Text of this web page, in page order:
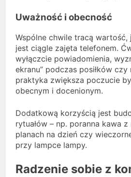
Uważność i obecność
Wspólne chwile tracą wartość,
jest ciągle zajęta telefonem.
wyłączcie powiadomienia,
ekranu” podczas posiłków czy
praktyka zwiększa poczucie
obecnym i docenionym.
Dodatkową korzyścią jest
rytuałów – np. poranna kawa
planach na dzień czy
przy lampce lampy.
Radzenie sobie z